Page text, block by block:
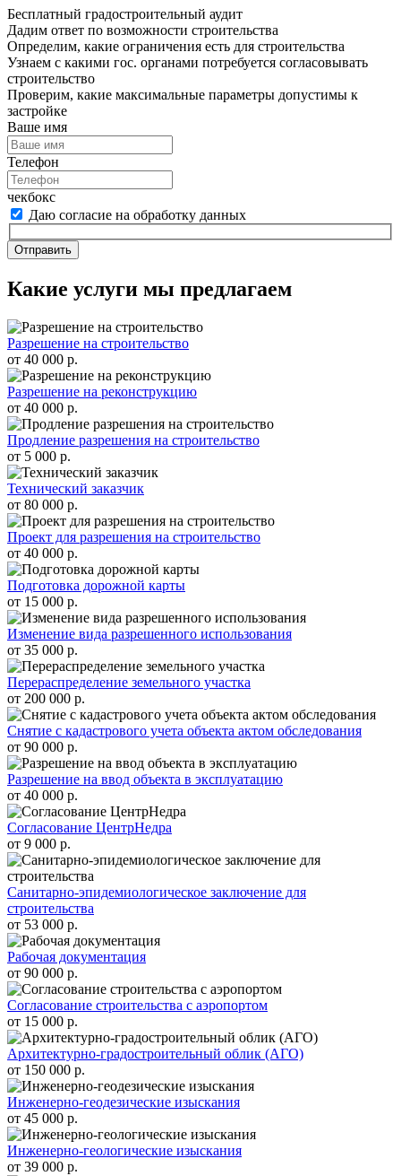
Бесплатный градостроительный аудит
Дадим ответ по возможности строительства
Определим, какие ограничения есть для строительства
Узнаем с какими гос. органами потребуется согласовывать
строительство
Проверим, какие максимальные параметры допустимы к
застройке
Ваше имя
Телефон
чекбокс
Даю согласие на обработку данных
Отправить
Какие услуги мы предлагаем
Разрешение на строительство
от 40 000 р.
Разрешение на реконструкцию
от 40 000 р.
Продление разрешения на строительство
от 5 000 р.
Технический заказчик
от 80 000 р.
Проект для разрешения на строительство
от 40 000 р.
Подготовка дорожной карты
от 15 000 р.
Изменение вида разрешенного использования
от 35 000 р.
Перераспределение земельного участка
от 200 000 р.
Снятие с кадастрового учета объекта актом обследования
от 90 000 р.
Разрешение на ввод объекта в эксплуатацию
от 40 000 р.
Согласование ЦентрНедра
от 9 000 р.
Санитарно-эпидемиологическое заключение для
строительства
от 53 000 р.
Рабочая документация
от 90 000 р.
Согласование строительства с аэропортом
от 15 000 р.
Архитектурно-градостроительный облик (АГО)
от 150 000 р.
Инженерно-геодезические изыскания
от 45 000 р.
Инженерно-геологические изыскания
от 39 000 р.